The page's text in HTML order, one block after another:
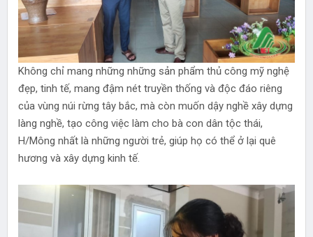
Không chỉ mang những những sản phẩm thủ công mỹ nghệ
đẹp, tinh tế, mang đậm nét truyền thống và độc đáo riêng
của vùng núi rừng tây bắc, mà còn muốn dậy nghề xây dựng
làng nghề, tạo công việc làm cho bà con dân tộc thái,
H/Mông nhất là những người trẻ, giúp họ có thể ở lại quê
hương và xây dựng kinh tế.